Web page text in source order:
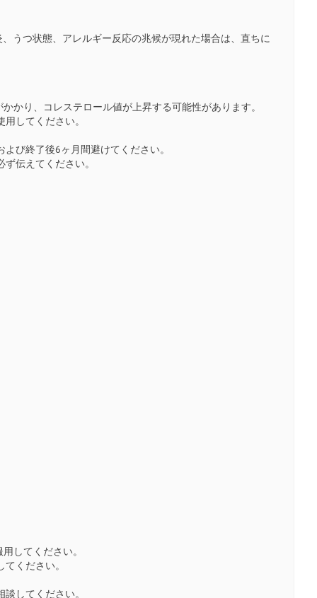
うつ状態、アレルギー反応の兆候が現れた場合は、直ちに
かり、コレステロール値が上昇する可能性があります。
してください。
び終了後6ヶ月間避けてください。
伝えてください。
してください。
ください。
してください。